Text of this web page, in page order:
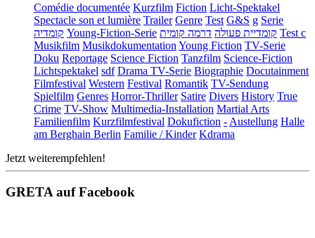
Comédie documentée Kurzfilm Fiction Licht-Spektakel
Spectacle son et lumière Trailer Genre Test G&S g Serie
קומדיה Young-Fiction-Serie קומדיית פעולה דרמה קומית
Test c
Musikfilm Musikdokumentation Young Fiction TV-Serie
Doku Reportage Science Fiction Tanzfilm Science-Fiction
Lichtspektakel sdf Drama TV-Serie Biographie Docutainment
Filmfestival Western Festival Romantik TV-Sendung
Spielfilm Genres Horror-Thriller Satire Divers History True
Crime TV-Show Multimedia-Installation Martial Arts
Familienfilm Kurzfilmfestival Dokufiction - Austellung Halle
am Berghain Berlin Familie / Kinder Kdrama
Jetzt weiterempfehlen!
GRETA auf Facebook